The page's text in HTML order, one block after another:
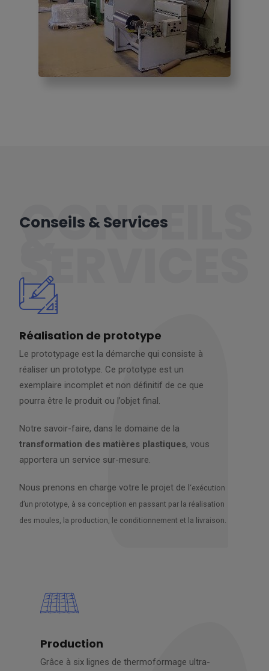
CONSEILS
&
SERVICES
Conseils & Services
Réalisation de prototype
Le prototypage est la démarche qui consiste à
réaliser un prototype. Ce prototype est un
exemplaire incomplet et non définitif de ce que
pourra être le produit ou l’objet final.
Notre savoir-faire, dans le domaine de la
transformation des matières plastiques, vous
apportera un service sur-mesure.
Nous prenons en charge votre le projet de l‘exécution
d’un prototype, à sa conception en passant par la réalisation
des moules, la production, le conditionnement et la livraison.
Production
Grâce à six lignes de thermoformage ultra-